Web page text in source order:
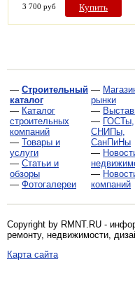
3 700 руб Купить
— Строительный
каталог
— Каталог
строительных
компаний
— Товары и
услуги
— Статьи и
обзоры
— Фотогалереи
—
рынки
—
— ГОСТы,
СНИПы,
СанПиНы
—
—
компаний
Copyright by RMNT.RU -
ремонту, недвижимости,
Карта сайта